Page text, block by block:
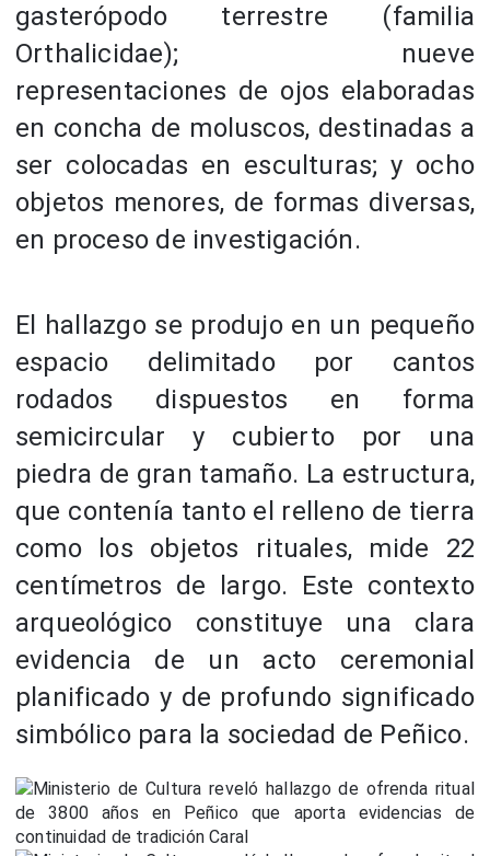
gasterópodo terrestre (familia
Orthalicidae); nueve
representaciones de ojos elaboradas
en concha de moluscos, destinadas a
ser colocadas en esculturas; y ocho
objetos menores, de formas diversas,
en proceso de investigación.
El hallazgo se produjo en un pequeño
espacio delimitado por cantos
rodados dispuestos en forma
semicircular y cubierto por una
piedra de gran tamaño. La estructura,
que contenía tanto el relleno de tierra
como los objetos rituales, mide 22
centímetros de largo. Este contexto
arqueológico constituye una clara
evidencia de un acto ceremonial
planificado y de profundo significado
simbólico para la sociedad de Peñico.